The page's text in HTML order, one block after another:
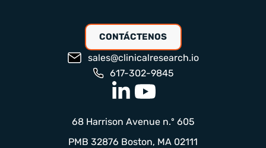
CONTÁCTENOS
sales@clinicalresearch.io
617-302-9845
68 Harrison Avenue n.º 605
PMB 32876 Boston, MA 02111